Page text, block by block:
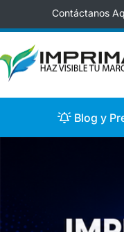
Contáctanos
Blog y
Blog y